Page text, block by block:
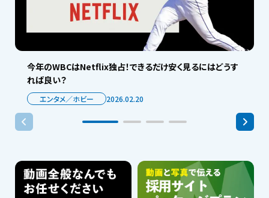
今年のWBCはNetflix独占！できるだけ安く見るにはどうす
れば良い？
エンタメ／ホビー 2026.02.20